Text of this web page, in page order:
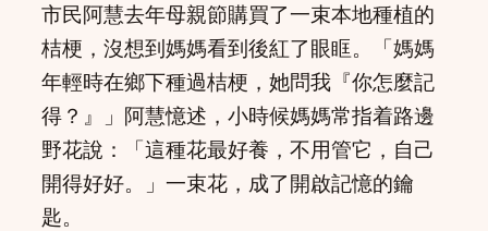
市民阿慧去年母親節購買了一束本地種植的
桔梗，沒想到媽媽看到後紅了眼眶。「媽媽
年輕時在鄉下種過桔梗，她問我『你怎麼記
得？』」阿慧憶述，小時候媽媽常指着路邊
野花說：「這種花最好養，不用管它，自己
開得好好。」一束花，成了開啟記憶的鑰
匙。